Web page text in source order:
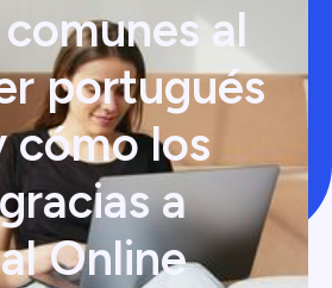
al
portugués
cómo los
a
Online